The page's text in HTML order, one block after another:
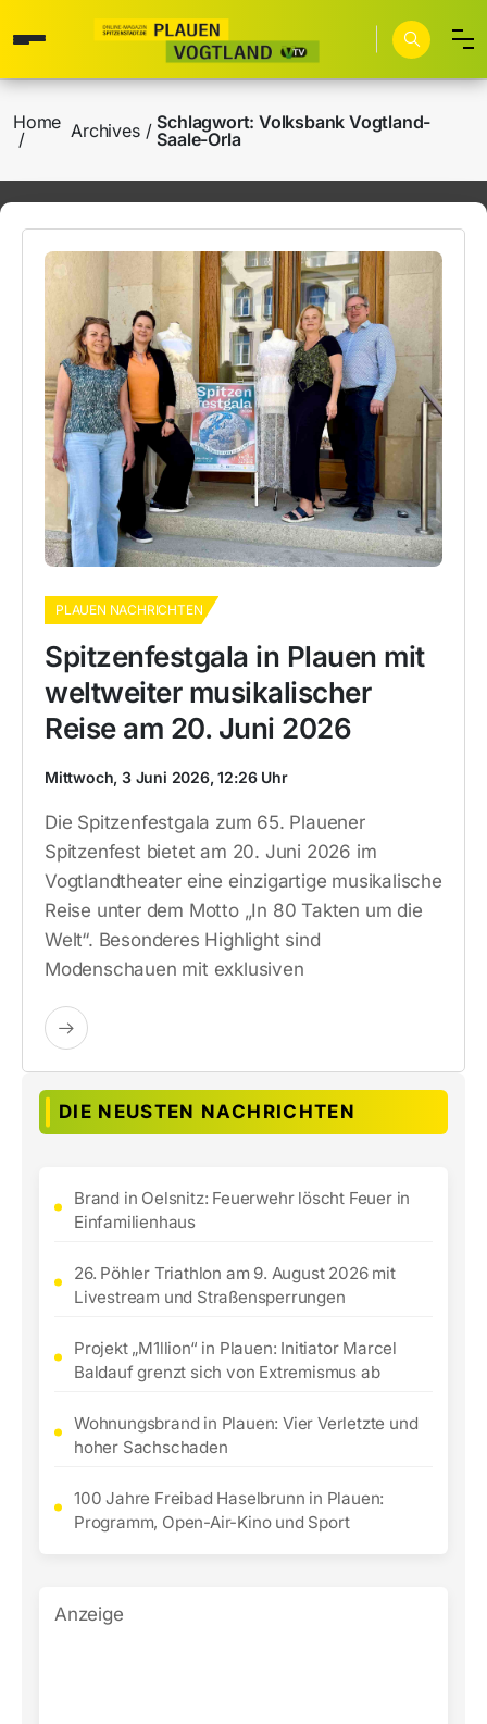
Home Archives Schlagwort:Volksbank Vogtland-
Saale-Orla
PLAUEN NACHRICHTEN
Spitzenfestgala in Plauen mit
weltweiter musikalischer
Reise am 20. Juni 2026
Mittwoch, 3 Juni 2026, 12:26 Uhr
Die Spitzenfestgala zum 65. Plauener
Spitzenfest bietet am 20. Juni 2026 im
Vogtlandtheater eine einzigartige musikalische
Reise unter dem Motto „In 80 Takten um die
Welt“. Besonderes Highlight sind
Modenschauen mit exklusiven
DIE NEUSTEN NACHRICHTEN
Brand in Oelsnitz: Feuerwehr löscht Feuer in
Einfamilienhaus
26. Pöhler Triathlon am 9. August 2026 mit
Livestream und Straßensperrungen
Projekt „M1llion“ in Plauen: Initiator Marcel
Baldauf grenzt sich von Extremismus ab
Wohnungsbrand in Plauen: Vier Verletzte und
hoher Sachschaden
100 Jahre Freibad Haselbrunn in Plauen:
Programm, Open-Air-Kino und Sport
Anzeige